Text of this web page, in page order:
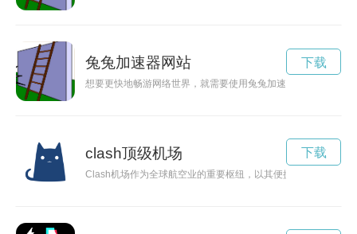
兔兔加速器网站
想要更快地畅游网络世界，就需要使用兔兔加速器。那么，兔
下载
clash顶级机场
Clash机场作为全球航空业的重要枢纽，以其便捷和舒适而著
下载